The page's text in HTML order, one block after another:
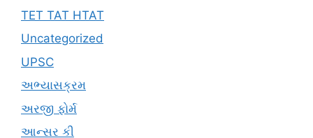
TET TAT HTAT
Uncategorized
UPSC
અભ્યાસક્રમ
અરજી ફોર્મ
આન્સર કી